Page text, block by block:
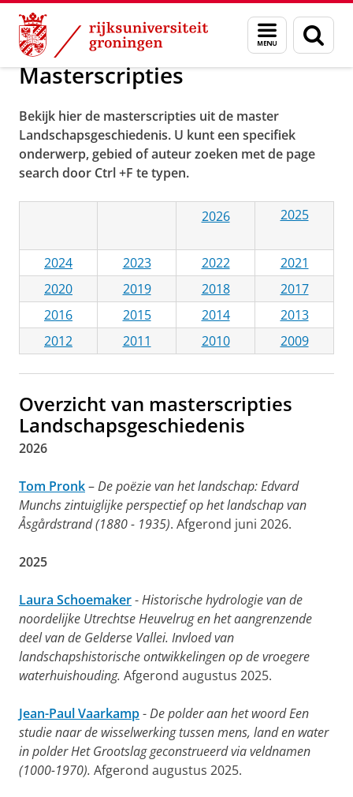
Skip
Content
Skip
Navigation
Menu
en
zoeken
Onderzoek Kenniscentrum Landschap Voor studenten
Masterscripties
Bekijk hier de masterscripties uit de master
Landschapsgeschiedenis. U kunt een specifiek
onderwerp, gebied of auteur zoeken met de page
search door Ctrl +F te typen.
2026 2025
2024 2023 2022
2021
2020
2019 2018
2017
2016
2015 2014
2013
2012
2011 2010 2009
Overzicht van masterscripties
Landschapsgeschiedenis
2026
Tom Pronk–De poëzie van het landschap: Edvard
Munchs zintuiglijke perspectief op het landschap van
Åsgårdstrand (1880 - 1935). Afgerond juni 2026.
2025
Laura Schoemaker-Historische hydrologie van de
noordelijke Utrechtse Heuvelrug en het aangrenzende
deel van de Gelderse Vallei. Invloed van
landschapshistorische ontwikkelingen op de vroegere
waterhuishouding. Afgerond augustus 2025.
Jean-Paul Vaarkamp-De polder aan het woord Een
studie naar de wisselwerking tussen mens, land en water
in polder Het Grootslag geconstrueerd via veldnamen
(1000-1970). Afgerond augustus 2025.